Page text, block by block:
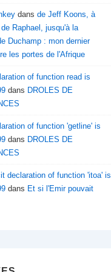
dans de Jeff Koons, à
de Raphael, jusqu'à la
Duchamp : mon dernier
les portes de l'Afrique
of function read is
dans DROLES DE
of function 'getline' is
dans DROLES DE
declaration of function 'itoa' is
dans Et si l'Emir pouvait